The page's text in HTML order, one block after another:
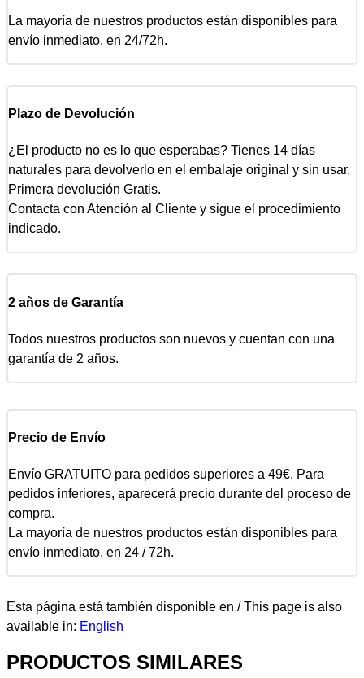
La mayoría de nuestros productos están disponibles para
envío inmediato, en 24/72h.
Plazo de Devolución
¿El producto no es lo que esperabas? Tienes 14 días
naturales para devolverlo en el embalaje original y sin usar.
Primera devolución Gratis.
Contacta con Atención al Cliente y sigue el procedimiento
indicado.
2 años de Garantía
Todos nuestros productos son nuevos y cuentan con una
garantía de 2 años.
Precio de Envío
Envío GRATUITO para pedidos superiores a 49€. Para
pedidos inferiores, aparecerá precio durante del proceso de
compra.
La mayoría de nuestros productos están disponibles para
envío inmediato, en 24 / 72h.
Esta página está también disponible en / This page is also
available in: English
PRODUCTOS SIMILARES